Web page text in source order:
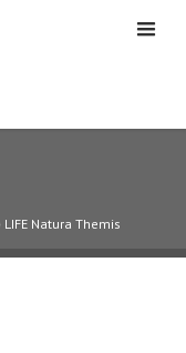
LIFE Natura Themis